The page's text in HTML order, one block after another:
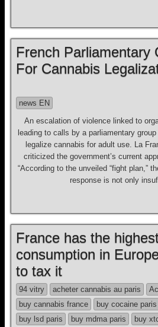
French Parliamentary
For Cannabis
news EN
An escalation of violence linked to
leading to calls by a parliamentary
legalize cannabis for adult use. La
criticized the government’s current
“According to the unveiled “fight plan,”
response is not only
France has the
consumption in
to tax it
94 vitry acheter cannabis au paris
buy cannabis france
buy cocaine paris
buy lsd paris
buy mdma paris
buy